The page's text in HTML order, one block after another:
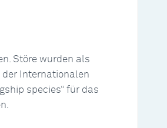
Störe wurden als
der Internationalen
species“ für das